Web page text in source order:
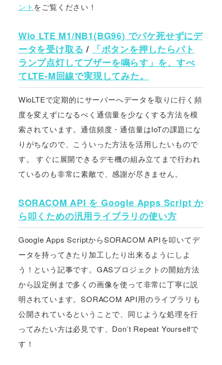
ント をご覧ください！
Wio LTE M1/NB1(BG96) でパケ死せずにデ
ータを受け取る /
「ボタンを押したらパト
ランプ点灯してブザーを鳴らす」を、すべ
てLTE-M回線で実現してみた。
WioLTEで定期的にサーバーへデータを取りに行く頻
度を変えずになるべく通信量を少なくする方法を模
索されています。通信頻度・通信量はIoTの課題にな
りがちなので、こういった方法を活用したいもので
す。 すぐに展開できるデモ機の組み立てまで行われ
ているのも非常に素敵で、感謝が尽きません。
SORACOM API を Google Apps Script か
ら叩くための汎用ライブラリの使い方
Google Apps ScriptからSORACOM APIを叩いてデ
ータを持ってきたり加工したり出来るようにしよ
う！という記事です。GASプロジェクトの開始方法
から設定例まで多くの画像を使って非常に丁寧に説
明されています。SORACOM API用のライブラリも
公開されているということで、同じような処理を行
ってみたい方は必見です、Don’t Repeat Yourselfで
す！